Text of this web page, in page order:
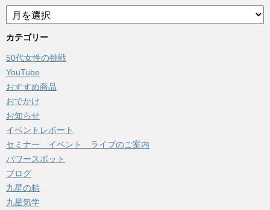
ア
ー
カ
ブ
カテゴリー
50代女性の挑戦
YouTube
おすすめ商品
おでかけ
お知らせ
イベントレポート
セミナー イベント ライブのご案内
パワースポット
ブログ
九星の精
九星気学